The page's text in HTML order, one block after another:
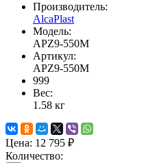
Производитель:
AlcaPlast
Модель:
APZ9-550M
Артикул:
APZ9-550M
999
Вес:
1.58 кг
Цена: 12 795 ₽
Количество: